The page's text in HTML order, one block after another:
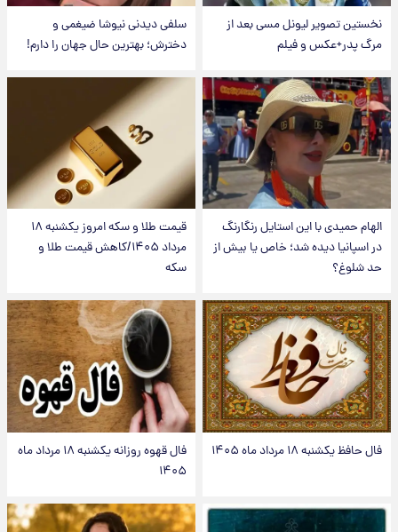
نخستین تصویر لیونل مسی بعد از
مرگ پدر+عکس و فیلم
سلفی دیدنی نیوشا ضیغمی و
دخترش؛ بهترین حال جهان را دارم!
الهام حمیدی با این استایل رنگارنگ
در اسپانیا دیده شد؛ خاص یا بیش از
حد شلوغ؟
قیمت طلا و سکه امروز یکشنبه ۱۸
مرداد ۱۴۰۵/کاهش قیمت طلا و
سکه
فال حافظ یکشنبه ۱۸ مرداد ماه ۱۴۰۵
فال قهوه روزانه یکشنبه ۱۸ مرداد ماه
۱۴۰۵